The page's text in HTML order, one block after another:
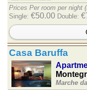
Prices Per room per night
Single: €50.00 Double:
Casa Baruffa
Marche